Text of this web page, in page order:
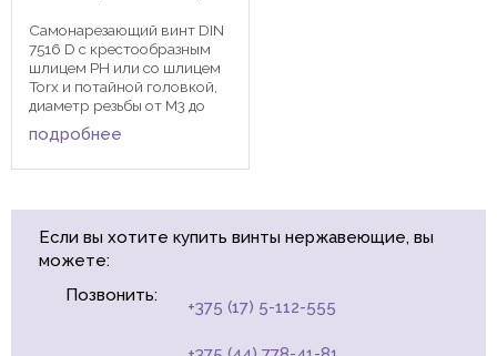
Самонарезающий винт DIN
7516 D с крестообразным
шлицем PH или со шлицем
Torx и потайной головкой,
диаметр резьбы от М3 до
М8. Самонарезающий винт
образует при завинчивании
подробнее
Если вы хотите купить винты нержавеющие, вы
можете:
Позвонить:
+375 (17) 5-112-555